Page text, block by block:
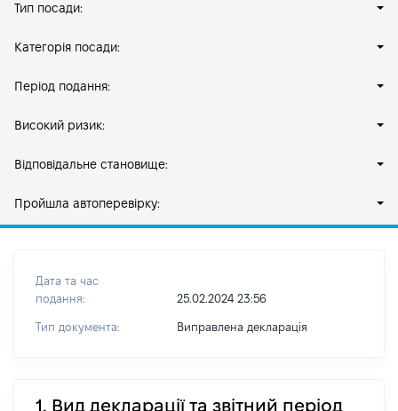
Тип посади:
Категорія посади:
Період подання:
Високий ризик:
Відповідальне становище:
Пройшла автоперевірку:
Дата та час
подання:
25.02.2024 23:56
Тип документа: Виправлена декларація
1. Вид декларації та звітний період